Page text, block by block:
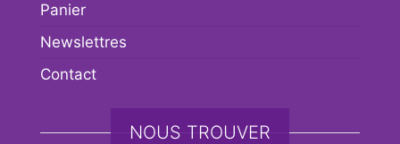
Panier
Newslettres
Contact
NOUS TROUVER